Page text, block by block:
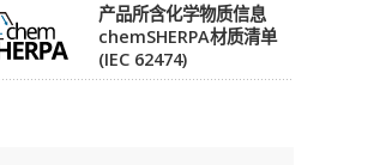
产品所含化学物质信息
chemSHERPA材质清单
(IEC 62474)